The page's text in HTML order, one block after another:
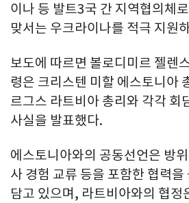
이나 등 발트3국 간 지역협의체
맞서는 우크라이나를 적극 지원
보도에 따르면 볼로디미르 젤렌
령은 크리스텐 미할 에스토니아
르그스 라트비아 총리와 각각 회
사실을 발표했다.
에스토니아와의 공동선언은 방
사 경험 교류 등을 포함한 협력
담고 있으며, 라트비아와의 협정